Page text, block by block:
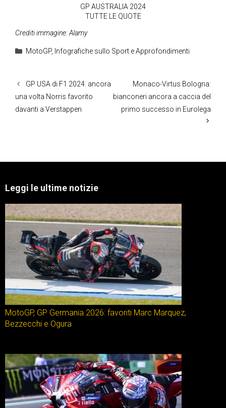
GP AUSTRALIA 2024
TUTTE LE QUOTE
Crediti immagine: Alamy
Categorie
MotoGP, Infografiche sullo Sport e Approfondimenti
GP USA di F1 2024: ancora
una volta Norris favorito
davanti a Verstappen
Monaco-Virtus Bologna:
bianconeri ancora a caccia del
primo successo in Eurolega
Leggi le ultime notizie
MotoGP, GP Germania 2026: favoriti Marc Marquez,
Bezzecchi e Ogura